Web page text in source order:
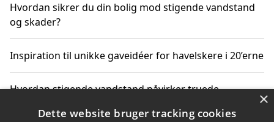
Hvordan sikrer du din bolig mod stigende vandstand
og skader?
Inspiration til unikke gaveidéer for havelskere i 20’erne
Hvordan stigende vandstand påvirker truede
×
Dette website bruger tracking cookies